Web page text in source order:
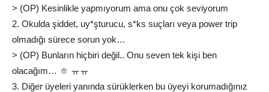
> (OP) Kesinlikle yapmıyorum ama onu çok seviyorum
2. Okulda şiddet, uy*şturucu, s*ks suçları veya power trip
olmadığı sürece sorun yok…
> (OP) Bunların hiçbiri değil.. Onu seven tek kişi ben
olacağım… ㅎ ㅠㅠ
3. Diğer üyeleri yanında sürüklerken bu üyeyi korumadığınız